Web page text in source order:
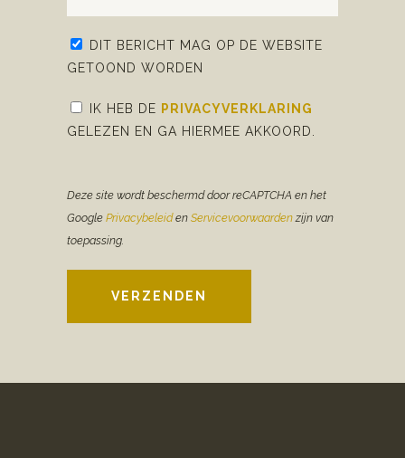
DIT BERICHT MAG OP DE WEBSITE
GETOOND WORDEN
IK HEB DE PRIVACYVERKLARING
GELEZEN EN GA HIERMEE AKKOORD.
Deze site wordt beschermd door reCAPTCHA en het
Google Privacybeleiden Servicevoorwaardenzijn van
toepassing.
VERZENDEN